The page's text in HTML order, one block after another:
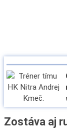
Zostáva aj